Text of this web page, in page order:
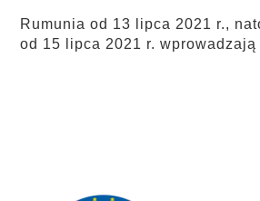
Rumunia od 13 lipca 2021 r.,
od 15 lipca 2021 r.